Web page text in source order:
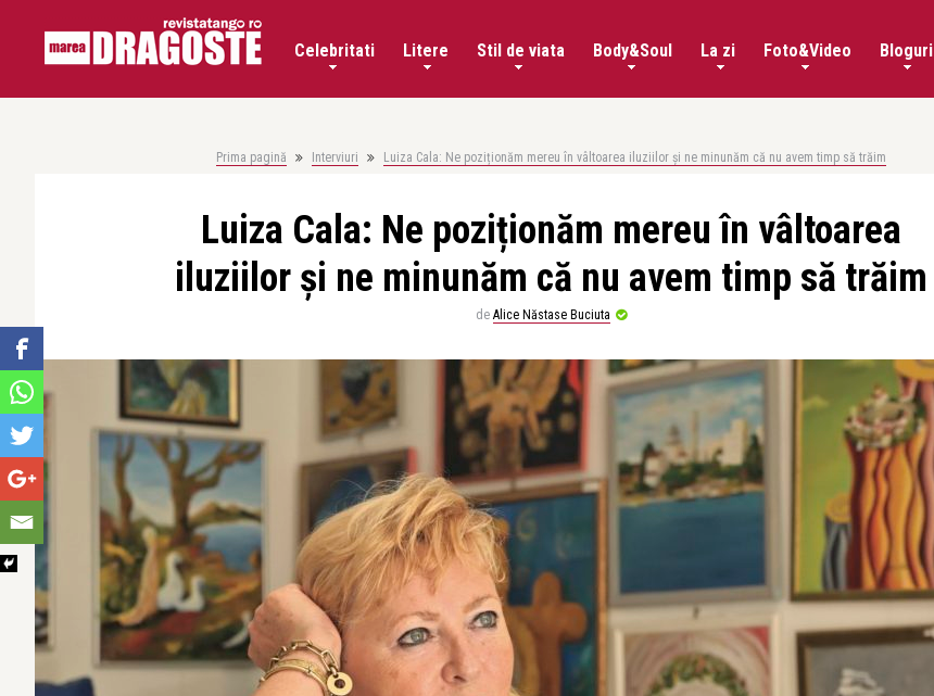
Celebritati Litere Stil de viata Body&Soul La zi Foto&Video Bloguri
Prima pagină Interviuri Luiza Cala: Ne poziționăm mereu în vâltoarea iluziilor și ne minunăm că nu avem timp să trăim
Luiza Cala: Ne poziționăm mereu în vâltoarea
iluziilor și ne minunăm că nu avem timp să trăim
de Alice Năstase Buciuta